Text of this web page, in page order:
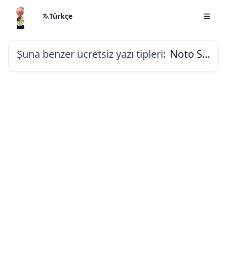
Türkçe
Şuna benzer ücretsiz yazı tipleri: Noto Sans Khojki